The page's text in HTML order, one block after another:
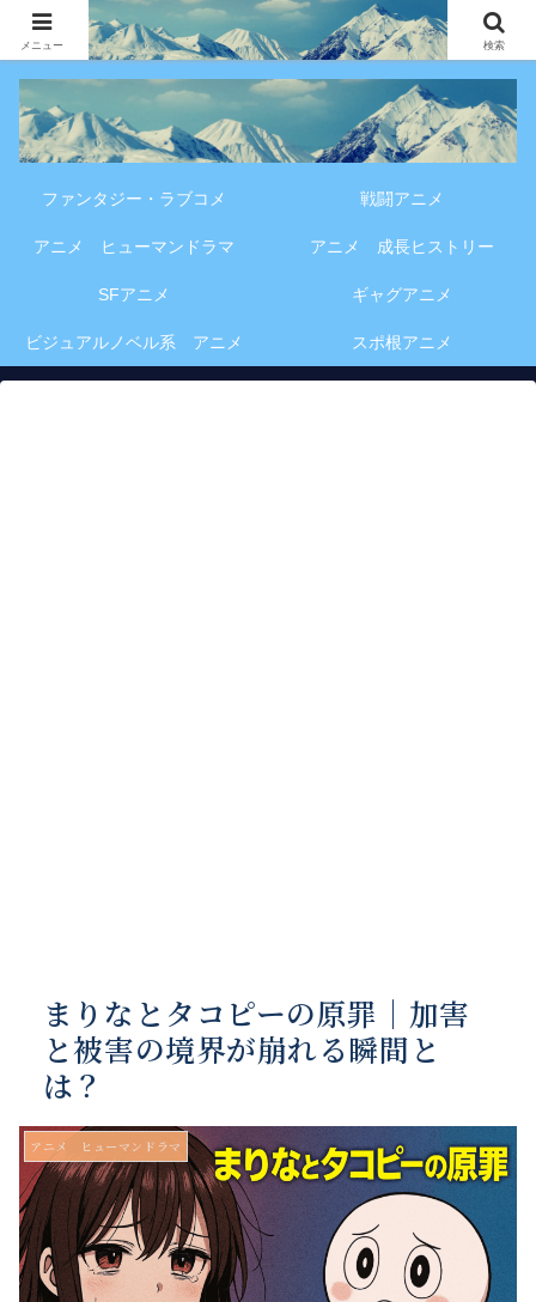
アニメ・漫画・VOD作品の見どころ、配信情報、登場人物や物語の考察を、作
品別・ジャンル別に分かりやすく紹介する専門ブログです。
ファンタジー・ラブコメ 戦闘アニメ
アニメ ヒューマンドラマ アニメ 成長ヒストリー
SFアニメ ギャグアニメ
ビジュアルノベル系 アニメ スポ根アニメ
まりなとタコピーの原罪｜加害
と被害の境界が崩れる瞬間と
は？
アニメ ヒューマンドラマ
メニュー 検索